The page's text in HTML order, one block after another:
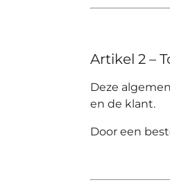
Artikel 2 –
Deze
en de klant.
Door een